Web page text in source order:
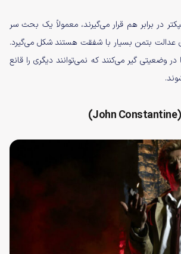
در برابر هم قرار می‌گیرند، معمولاً یک بحث سر
عدالت بتمن بسیار با شفقت هستند شکل می‌گیرد.
در وضعیتی گیر می‌کنند که نمی‌توانند دیگری را قانع